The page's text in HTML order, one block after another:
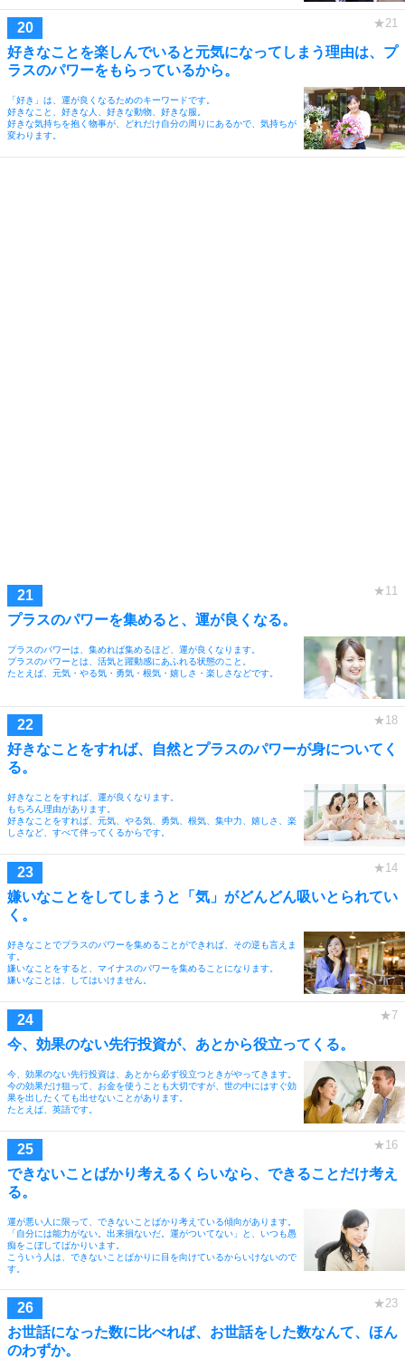
好きなことを楽しんでいると元気になってしまう理由は、プ
ラスのパワーをもらっているから。
「好き」は、運が良くなるためのキーワードです。
好きなこと、好きな人、好きな動物、好きな服。
好きな気持ちを抱く物事が、どれだけ自分の周りにあるかで、気持ちが
変わります。
プラスのパワーを集めると、運が良くなる。
プラスのパワーは、集めれば集めるほど、運が良くなります。
プラスのパワーとは、活気と躍動感にあふれる状態のこと。
たとえば、元気・やる気・勇気・根気・嬉しさ・楽しさなどです。
好きなことをすれば、自然とプラスのパワーが身についてく
る。
好きなことをすれば、運が良くなります。
もちろん理由があります。
好きなことをすれば、元気、やる気、勇気、根気、集中力、嬉しさ、楽
しさなど、すべて伴ってくるからです。
嫌いなことをしてしまうと「気」がどんどん吸いとられてい
く。
好きなことでプラスのパワーを集めることができれば、その逆も言えま
す。
嫌いなことをすると、マイナスのパワーを集めることになります。
嫌いなことは、してはいけません。
今、効果のない先行投資が、あとから役立ってくる。
今、効果のない先行投資は、あとから必ず役立つときがやってきます。
今の効果だけ狙って、お金を使うことも大切ですが、世の中にはすぐ効
果を出したくても出せないことがあります。
たとえば、英語です。
できないことばかり考えるくらいなら、できることだけ考え
る。
運が悪い人に限って、できないことばかり考えている傾向があります。
「自分には能力がない。出来損ないだ。運がついてない」と、いつも愚
痴をこぼしてばかりいます。
こういう人は、できないことばかりに目を向けているからいけないので
す。
お世話になった数に比べれば、お世話をした数なんて、ほん
のわずか。